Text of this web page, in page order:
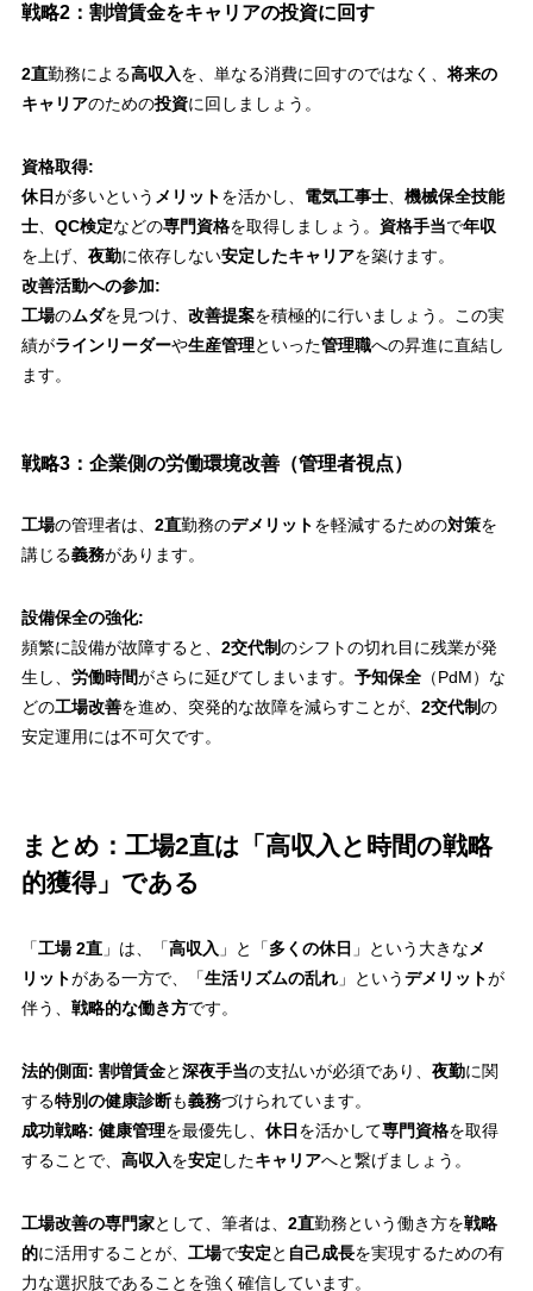
戦略2：割増賃金をキャリアの投資に回す
2直勤務による高収入を、単なる消費に回すのではなく、将来の
キャリアのための投資に回しましょう。
資格取得:
休日が多いという メリットを活かし、 電気工事士、 機械保全技能
士、 QC検定などの専門資格を取得しましょう。 資格手当で年収
を上げ、 夜勤に依存しない安定したキャリアを築けます。
改善活動への参加:
工場のムダを見つけ、 改善提案を積極的に行いましょう。この実
績がラインリーダーや生産管理といった管理職への昇進に直結し
ます。
戦略3：企業側の労働環境改善（管理者視点）
工場の管理者は、 2直勤務のデメリットを軽減するための対策を
講じる義務があります。
設備保全の強化:
頻繁に設備が故障すると、 2交代制のシフトの切れ目に残業が発
生し、 労働時間がさらに延びてしまいます。 予知保全（PdM）な
どの工場改善を進め、突発的な故障を減らすことが、 2交代制の
安定運用には不可欠です。
まとめ：工場2直は「高収入と時間の戦略
的獲得」である
「工場 2直」は、「高収入 」と「多くの休日 」という大きなメ
リットがある一方で、「生活リズムの乱れ」というデメリットが
伴う、 戦略的な働き方です。
法的側面: 割増賃金と深夜手当の支払いが必須であり、 夜勤に関
する特別の健康診断も義務づけられています。
成功戦略: 健康管理を最優先し、 休日 を活かして専門資格を取得
することで、 高収入を安定 したキャリアへと繋げましょう。
工場改善の専門家として、筆者は、 2直勤務という働き方を戦略
的に活用することが、 工場で安定と 自己成長を実現するための有
力な選択肢であることを強く確信しています。